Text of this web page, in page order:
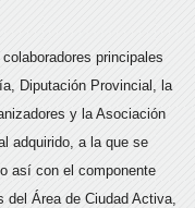
principales
Diputación Provincial, la
y la Asociación
adquirido, a la que se
así con el componente
Área de Ciudad Activa,